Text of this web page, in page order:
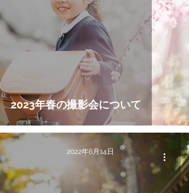
2023年春の撮影会について
2022年6月14日